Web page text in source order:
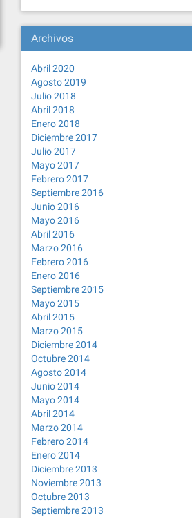
Archivos
Abril 2020
Agosto 2019
Julio 2018
Abril 2018
Enero 2018
Diciembre 2017
Julio 2017
Mayo 2017
Febrero 2017
Septiembre 2016
Junio 2016
Mayo 2016
Abril 2016
Marzo 2016
Febrero 2016
Enero 2016
Septiembre 2015
Mayo 2015
Abril 2015
Marzo 2015
Diciembre 2014
Octubre 2014
Agosto 2014
Junio 2014
Mayo 2014
Abril 2014
Marzo 2014
Febrero 2014
Enero 2014
Diciembre 2013
Noviembre 2013
Octubre 2013
Septiembre 2013